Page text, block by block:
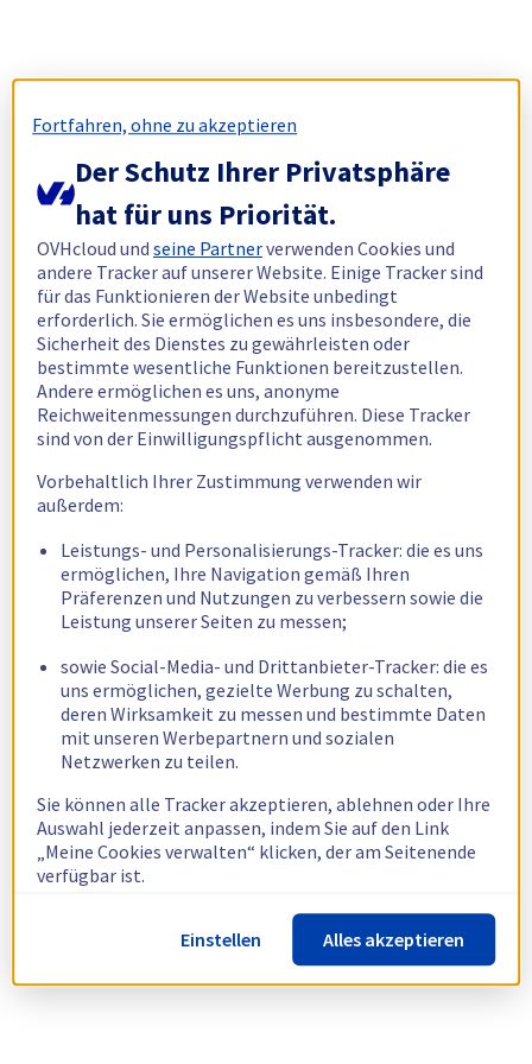
Fortfahren, ohne zu akzeptieren
Der Schutz Ihrer Privatsphäre
hat für uns Priorität.
OVHcloud undseine Partnerverwenden Cookies und
andere Tracker auf unserer Website. Einige Tracker sind
für das Funktionieren der Website unbedingt
erforderlich. Sie ermöglichen es uns insbesondere, die
Sicherheit des Dienstes zu gewährleisten oder
bestimmte wesentliche Funktionen bereitzustellen.
Andere ermöglichen es uns, anonyme
Reichweitenmessungen durchzuführen. Diese Tracker
sind von der Einwilligungspflicht ausgenommen.
Vorbehaltlich Ihrer Zustimmung verwenden wir
außerdem:
Leistungs- und Personalisierungs-Tracker: die es uns
ermöglichen, Ihre Navigation gemäß Ihren
Präferenzen und Nutzungen zu verbessern sowie die
Leistung unserer Seiten zu messen;
sowie Social-Media- und Drittanbieter-Tracker: die es
uns ermöglichen, gezielte Werbung zu schalten,
deren Wirksamkeit zu messen und bestimmte Daten
mit unseren Werbepartnern und sozialen
Netzwerken zu teilen.
Sie können alle Tracker akzeptieren, ablehnen oder Ihre
Auswahl jederzeit anpassen, indem Sie auf den Link
„Meine Cookies verwalten“ klicken, der am Seitenende
verfügbar ist.
Weitere Informationen finden Sie in unsererRichtlinie
zur Verwendung von Cookies.
Einstellen Alles akzeptieren